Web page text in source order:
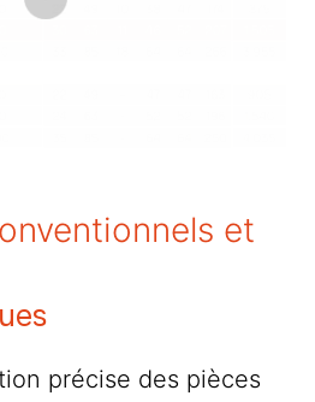
et
précise des pièces